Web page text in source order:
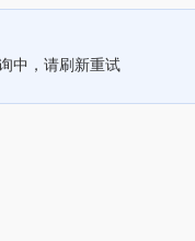
中，请刷新重试